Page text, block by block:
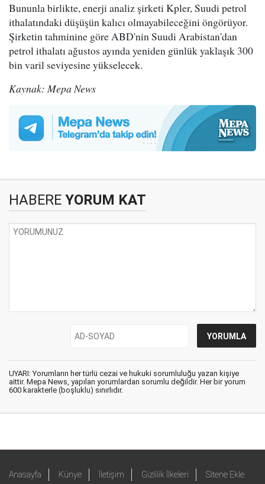
Bununla birlikte, enerji analiz şirketi Kpler, Suudi petrol
ithalatındaki düşüşün kalıcı olmayabileceğini öngörüyor.
Şirketin tahminine göre ABD'nin Suudi Arabistan'dan
petrol ithalatı ağustos ayında yeniden günlük yaklaşık 300
bin varil seviyesine yükselecek.
Kaynak: Mepa News
HABERE YORUM KAT
UYARI: Yorumların her türlü cezai ve hukuki sorumluluğu yazan kişiye
aittir. Mepa News, yapılan yorumlardan sorumlu değildir. Her bir yorum
600 karakterle (boşluklu) sınırlıdır.
Anasayfa Künye İletişim Gizlilik İlkeleri Sitene Ekle